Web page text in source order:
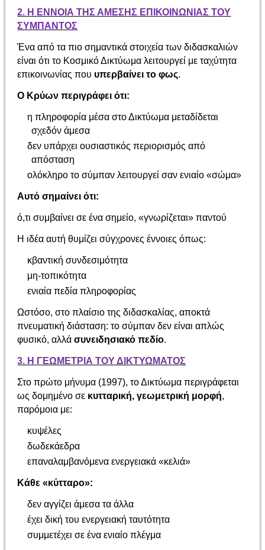
2. Η ΕΝΝΟΙΑ ΤΗΣ ΑΜΕΣΗΣ ΕΠΙΚΟΙΝΩΝΙΑΣ ΤΟΥ
ΣΥΜΠΑΝΤΟΣ
Ένα από τα πιο σημαντικά στοιχεία των διδασκαλιών
είναι ότι το Κοσμικό Δικτύωμα λειτουργεί με ταχύτητα
επικοινωνίας που υπερβαίνει το φως.
Ο Κρύων περιγράφει ότι:
η πληροφορία μέσα στο Δικτύωμα μεταδίδεται
σχεδόν άμεσα
δεν υπάρχει ουσιαστικός περιορισμός από
απόσταση
ολόκληρο το σύμπαν λειτουργεί σαν ενιαίο «σώμα»
Αυτό σημαίνει ότι:
ό,τι συμβαίνει σε ένα σημείο, «γνωρίζεται» παντού
Η ιδέα αυτή θυμίζει σύγχρονες έννοιες όπως:
κβαντική συνδεσιμότητα
μη-τοπικότητα
ενιαία πεδία πληροφορίας
Ωστόσο, στο πλαίσιο της διδασκαλίας, αποκτά
πνευματική διάσταση: το σύμπαν δεν είναι απλώς
φυσικό, αλλάσυνειδησιακό πεδίο.
3. Η ΓΕΩΜΕΤΡΙΑ ΤΟΥ ΔΙΚΤΥΩΜΑΤΟΣ
Στο πρώτο μήνυμα (1997), το Δικτύωμα περιγράφεται
ως δομημένο σε κυτταρική, γεωμετρική μορφή,
παρόμοια με:
κυψέλες
δωδεκάεδρα
επαναλαμβανόμενα ενεργειακά «κελιά»
Κάθε «κύτταρο»:
δεν αγγίζει άμεσα τα άλλα
έχει δική του ενεργειακή ταυτότητα
συμμετέχει σε ένα ενιαίο πλέγμα